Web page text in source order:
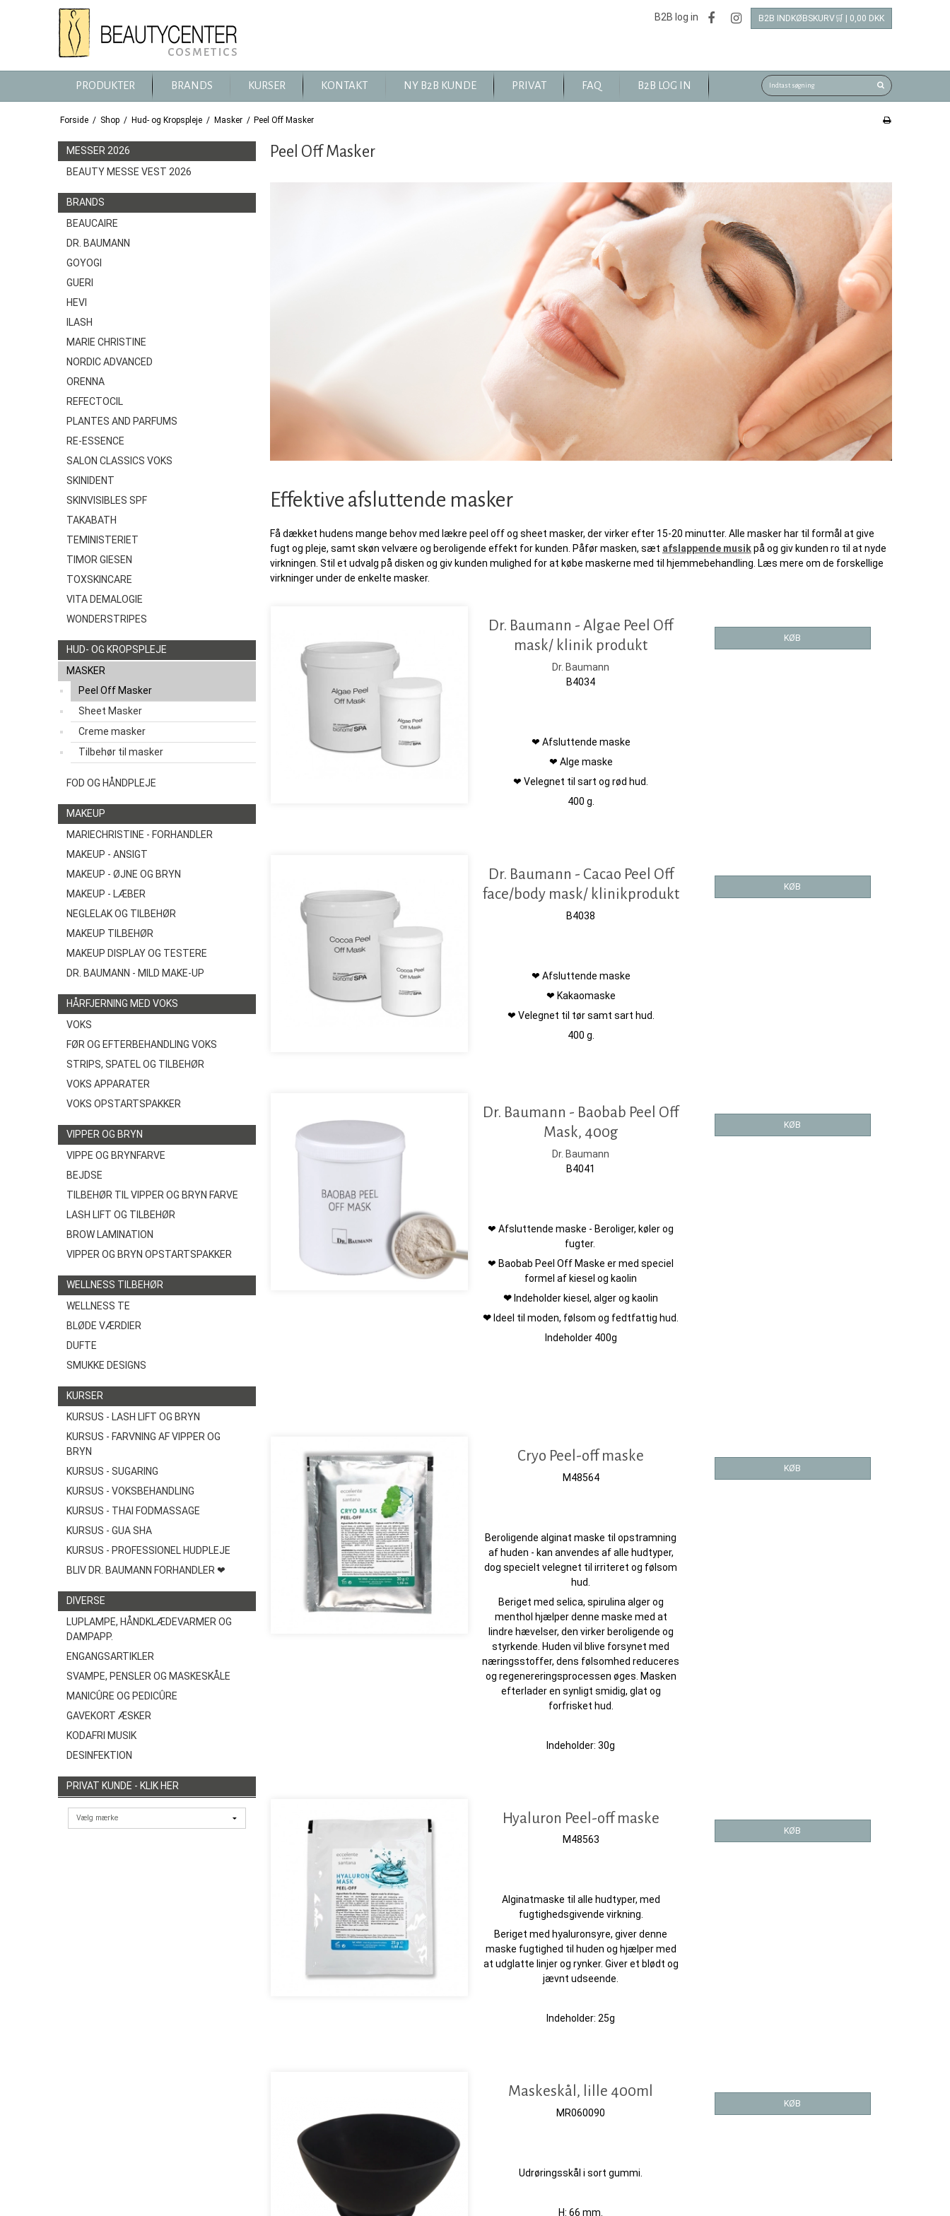
B2B log in B2B INDKØBSKURV🛒 | 0,00 DKK
PRODUKTER BRANDS KURSER KONTAKT NY B2B KUNDE PRIVAT FAQ B2B LOG IN
Forside / Shop / Hud- og Kropspleje / Masker / Peel Off Masker
MESSER 2026
BEAUTY MESSE VEST 2026
BRANDS
BEAUCAIRE
DR. BAUMANN
GOYOGI
GUERI
HEVI
ILASH
MARIE CHRISTINE
NORDIC ADVANCED
ORENNA
REFECTOCIL
PLANTES AND PARFUMS
RE-ESSENCE
SALON CLASSICS VOKS
SKINIDENT
SKINVISIBLES SPF
TAKABATH
TEMINISTERIET
TIMOR GIESEN
TOXSKINCARE
VITA DEMALOGIE
WONDERSTRIPES
HUD- OG KROPSPLEJE
MASKER
Peel Off Masker
Sheet Masker
Creme masker
Tilbehør til masker
FOD OG HÅNDPLEJE
MAKEUP
MARIECHRISTINE - FORHANDLER
MAKEUP - ANSIGT
MAKEUP - ØJNE OG BRYN
MAKEUP - LÆBER
NEGLELAK OG TILBEHØR
MAKEUP TILBEHØR
MAKEUP DISPLAY OG TESTERE
DR. BAUMANN - MILD MAKE-UP
HÅRFJERNING MED VOKS
VOKS
FØR OG EFTERBEHANDLING VOKS
STRIPS, SPATEL OG TILBEHØR
VOKS APPARATER
VOKS OPSTARTSPAKKER
VIPPER OG BRYN
VIPPE OG BRYNFARVE
BEJDSE
TILBEHØR TIL VIPPER OG BRYN FARVE
LASH LIFT OG TILBEHØR
BROW LAMINATION
VIPPER OG BRYN OPSTARTSPAKKER
WELLNESS TILBEHØR
WELLNESS TE
BLØDE VÆRDIER
DUFTE
SMUKKE DESIGNS
KURSER
KURSUS - LASH LIFT OG BRYN
KURSUS - FARVNING AF VIPPER OG
BRYN
KURSUS - SUGARING
KURSUS - VOKSBEHANDLING
KURSUS - THAI FODMASSAGE
KURSUS - GUA SHA
KURSUS - PROFESSIONEL HUDPLEJE
BLIV DR. BAUMANN FORHANDLER ❤
DIVERSE
LUPLAMPE, HÅNDKLÆDEVARMER OG
DAMPAPP.
ENGANGSARTIKLER
SVAMPE, PENSLER OG MASKESKÅLE
MANICÛRE OG PEDICÛRE
GAVEKORT ÆSKER
KODAFRI MUSIK
DESINFEKTION
PRIVAT KUNDE - KLIK HER
Peel Off Masker
Effektive afsluttende masker
Få dækket hudens mange behov med lækre peel off og sheet masker, der virker efter 15-20 minutter. Alle masker har til formål at give
fugt og pleje, samt skøn velvære og beroligende effekt for kunden. Påfør masken, sæt afslappende musikpå og giv kunden ro til at nyde
virkningen. Stil et udvalg på disken og giv kunden mulighed for at købe maskerne med til hjemmebehandling. Læs mere om de forskellige
virkninger under de enkelte masker.
Dr. Baumann - Algae Peel Off
mask/ klinik produkt
Dr. Baumann
B4034
❤ Afsluttende maske
❤ Alge maske
❤ Velegnet til sart og rød hud.
400 g.
KØB
Dr. Baumann - Cacao Peel Off
face/body mask/ klinikprodukt
B4038
❤ Afsluttende maske
❤ Kakaomaske
❤ Velegnet til tør samt sart hud.
400 g.
KØB
Dr. Baumann - Baobab Peel Off
Mask, 400g
Dr. Baumann
B4041
❤ Afsluttende maske - Beroliger, køler og
fugter.
❤ Baobab Peel Off Maske er med speciel
formel af kiesel og kaolin
❤ Indeholder kiesel, alger og kaolin
❤ Ideel til moden, følsom og fedtfattig hud.
Indeholder 400g
KØB
Cryo Peel-off maske
M48564
Beroligende alginat maske til opstramning
af huden - kan anvendes af alle hudtyper,
dog specielt velegnet til irriteret og følsom
hud.
Beriget med selica, spirulina alger og
menthol hjælper denne maske med at
lindre hævelser, den virker beroligende og
styrkende. Huden vil blive forsynet med
næringsstoffer, dens følsomhed reduceres
og regenereringsprocessen øges. Masken
efterlader en synligt smidig, glat og
forfrisket hud.
Indeholder: 30g
KØB
Hyaluron Peel-off maske
M48563
Alginatmaske til alle hudtyper, med
fugtighedsgivende virkning.
Beriget med hyaluronsyre, giver denne
maske fugtighed til huden og hjælper med
at udglatte linjer og rynker. Giver et blødt og
jævnt udseende.
Indeholder: 25g
KØB
Maskeskål, lille 400ml
MR060090
Udrøringsskål i sort gummi.
H: 66 mm.
KØB